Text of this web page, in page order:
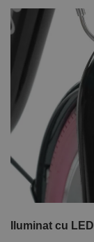
Iluminat cu